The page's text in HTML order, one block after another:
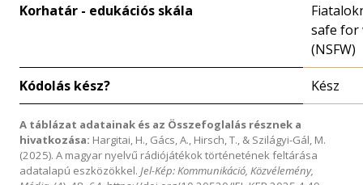
Korhatár - edukációs skála
safe for
(NSFW)
Kódolás kész? Kész
A táblázat adatainak és az Összefoglalás résznek a
hivatkozása: Hargitai, H., Gács, A., Hirsch, T., & Szilágyi-Gál, M.
(2025). A magyar nyelvű rádiójátékok történetének feltárása
adatalapú eszközökkel. Jel-Kép: Kommunikáció, Közvélemény,